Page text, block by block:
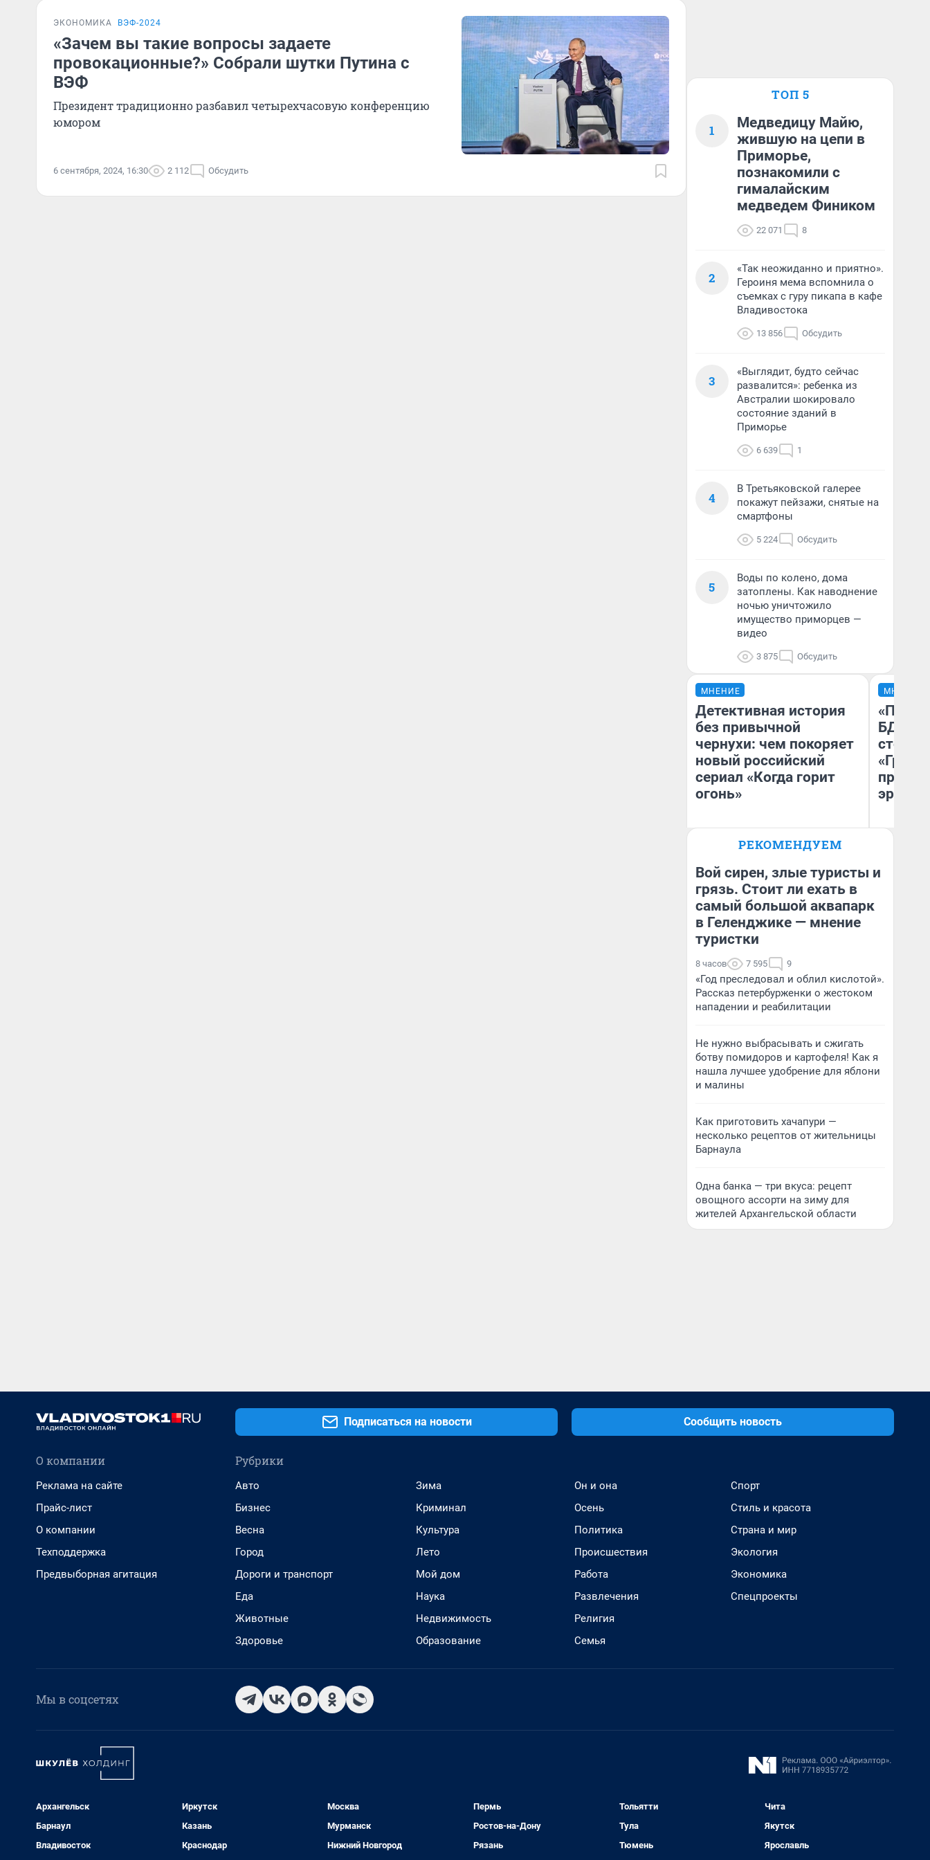
ЭКОНОМИКА ВЭФ-2024
«Зачем вы такие вопросы задаете
провокационные?» Собрали шутки Путина с
ВЭФ
Президент традиционно разбавил четырехчасовую конференцию
юмором
6 сентября, 2024, 16:30 2 112 Обсудить
ТОП 5
1
Медведицу Майю,
жившую на цепи в
Приморье,
познакомили с
гималайским
медведем Фиником
22 071 8
2
«Так неожиданно и приятно».
Героиня мема вспомнила о
съемках с гуру пикапа в кафе
Владивостока
13 856 Обсудить
3
«Выглядит, будто сейчас
развалится»: ребенка из
Австралии шокировало
состояние зданий в
Приморье
6 639 1
4
В Третьяковской галерее
покажут пейзажи, снятые на
смартфоны
5 224 Обсудить
5
Воды по колено, дома
затоплены. Как наводнение
ночью уничтожило
имущество приморцев —
видео
3 875 Обсудить
МНЕНИЕ
Детективная история
без привычной
чернухи: чем покоряет
новый российский
сериал «Когда горит
огонь»
Анна Голубницкая
Городских порталов
МНЕНИЕ
РЕКОМЕНДУЕМ
Вой сирен, злые туристы и
грязь. Стоит ли ехать в
самый большой аквапарк
в Геленджике — мнение
туристки
8 часов 7 595 9
«Год преследовал и облил кислотой».
Рассказ петербурженки о жестоком
нападении и реабилитации
Не нужно выбрасывать и сжигать
ботву помидоров и картофеля! Как я
нашла лучшее удобрение для яблони
и малины
Как приготовить хачапури —
несколько рецептов от жительницы
Барнаула
Одна банка — три вкуса: рецепт
овощного ассорти на зиму для
жителей Архангельской области
Подписаться на новости Сообщить новость
О компании
Реклама на сайте
Прайс-лист
О компании
Техподдержка
Предвыборная агитация
Рубрики
Авто
Бизнес
Весна
Город
Дороги и транспорт
Еда
Животные
Здоровье
Зима
Криминал
Культура
Лето
Мой дом
Наука
Недвижимость
Образование
Он и она
Осень
Политика
Происшествия
Работа
Развлечения
Религия
Семья
Спорт
Стиль и красота
Страна и мир
Экология
Экономика
Спецпроекты
Мы в соцсетях
Архангельск
Барнаул
Владивосток
Иркутск
Казань
Краснодар
Москва
Мурманск
Нижний Новгород
Пермь
Ростов-на-Дону
Рязань
Тольятти
Тула
Тюмень
Чита
Якутск
Ярославль